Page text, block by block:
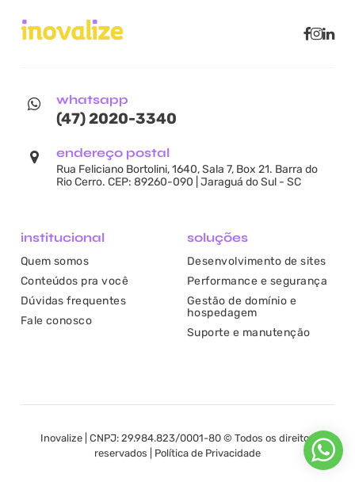
whatsapp
(47) 2020-3340
endereço postal
Rua Feliciano Bortolini, 1640, Sala 7, Box 21. Barra do
Rio Cerro. CEP: 89260-090 | Jaraguá do Sul - SC
institucional
Quem somos
Conteúdos pra você
Dúvidas frequentes
Fale conosco
soluções
Desenvolvimento de sites
Performance e segurança
Gestão de domínio e
hospedagem
Suporte e manutenção
Inovalize | CNPJ: 29.984.823/0001-80 © Todos os direitos
reservados | Política de Privacidade